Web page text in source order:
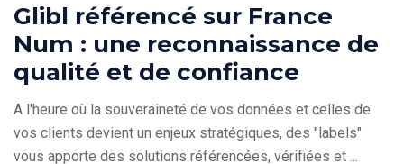
Glibl référencé sur France
Num : une reconnaissance de
qualité et de confiance
A l'heure où la souveraineté de vos données et celles de
vos clients devient un enjeux stratégiques, des "labels"
vous apporte des solutions référencées, vérifiées et ...